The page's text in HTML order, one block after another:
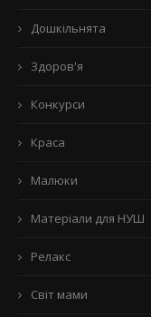
Дошкільнята
Здоров'я
Конкурси
Краса
Малюки
Матеріали для НУШ
Релакс
Світ мами